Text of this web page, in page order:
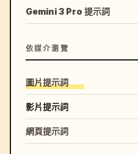
Gemini 3 Pro 提示詞
依媒介瀏覽
圖片提示詞
影片提示詞
網頁提示詞